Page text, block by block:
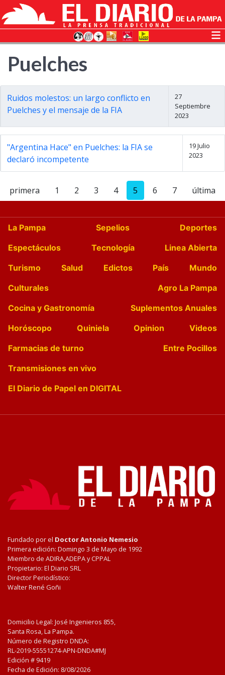
Puelches
Ruidos molestos: un largo conflicto en
Puelches y el mensaje de la FIA
27
Septiembre
2023
"Argentina Hace" en Puelches: la FIA se
declaró incompetente
19 Julio
2023
primera 1 2 3 4 5 6 7 última
La Pampa Sepelios
Deportes
Espectáculos
Tecnología
Linea Abierta
Turismo
Salud Edictos País
Mundo
Culturales
Agro La Pampa
Cocina y Gastronomía
Suplementos Anuales
Horóscopo
Quiniela Opinion
Videos
Farmacias de turno
Entre Pocillos
Transmisiones en vivo
El Diario de Papel en DIGITAL
Fundado por el Doctor Antonio Nemesio
Primera edición: Domingo 3 de Mayo de 1992
Miembro de ADIRA,ADEPA y CPPAL
Propietario: El Diario SRL
Director Periodístico:
Walter René Goñi
Domicilio Legal: José Ingenieros 855,
Santa Rosa, La Pampa.
Número de Registro DNDA:
RL-2019-55551274-APN-DNDA#MJ
Edición # 9419
Fecha de Edición: 8/08/2026